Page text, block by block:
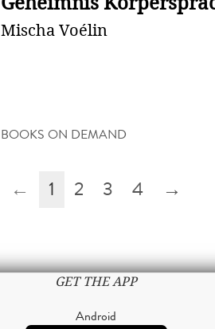
Mischa Voélin
BOOKS ON DEMAND
← 1 2 3 4 →
GET THE APP
Android